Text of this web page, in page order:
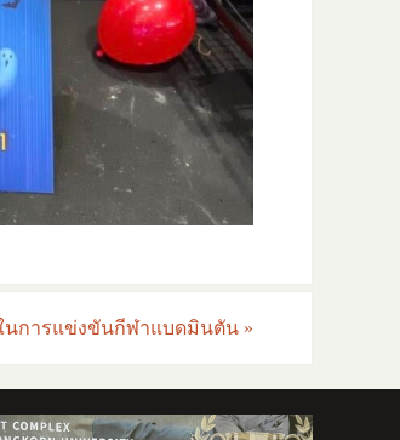
นการแข่งขันกีฬาแบดมินตัน »